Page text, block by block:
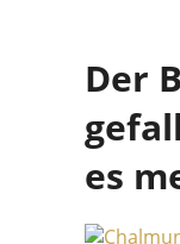
Der
es